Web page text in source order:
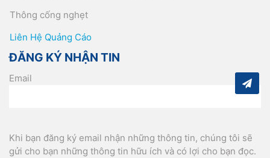
Thông cống nghẹt
Liên Hệ Quảng Cáo
ĐĂNG KÝ NHẬN TIN
Email
Khi bạn đăng ký email nhận những thông tin, chúng tôi sẽ
gửi cho bạn những thông tin hữu ích và có lợi cho bạn đọc.